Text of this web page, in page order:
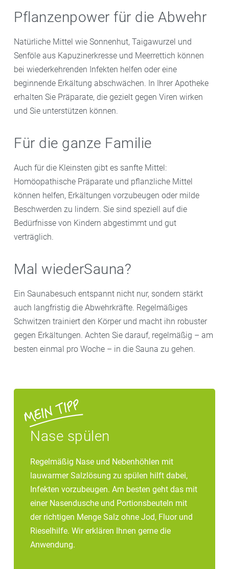
Pflanzenpower für die Abwehr
Natürliche Mittel wie Sonnenhut, Taigawurzel und
Senföle aus Kapuzinerkresse und Meerrettich können
bei wiederkehrenden Infekten helfen oder eine
beginnende Erkältung abschwächen. In Ihrer Apotheke
erhalten Sie Präparate, die gezielt gegen Viren wirken
und Sie unterstützen können.
Für die ganze Familie
Auch für die Kleinsten gibt es sanfte Mittel:
Homöopathische Präparate und pflanzliche Mittel
können helfen, Erkältungen vorzubeugen oder milde
Beschwerden zu lindern. Sie sind speziell auf die
Bedürfnisse von Kindern abgestimmt und gut
verträglich.
Mal wiederSauna?
Ein Saunabesuch entspannt nicht nur, sondern stärkt
auch langfristig die Abwehrkräfte. Regelmäßiges
Schwitzen trainiert den Körper und macht ihn robuster
gegen Erkältungen. Achten Sie darauf, regelmäßig – am
besten einmal pro Woche – in die Sauna zu gehen.
Nase spülen
Regelmäßig Nase und Nebenhöhlen mit
lauwarmer Salzlösung zu spülen hilft dabei,
Infekten vorzubeugen. Am besten geht das mit
einer Nasendusche und Portionsbeuteln mit
der richtigen Menge Salz ohne Jod, Fluor und
Rieselhilfe. Wir erklären Ihnen gerne die
Anwendung.